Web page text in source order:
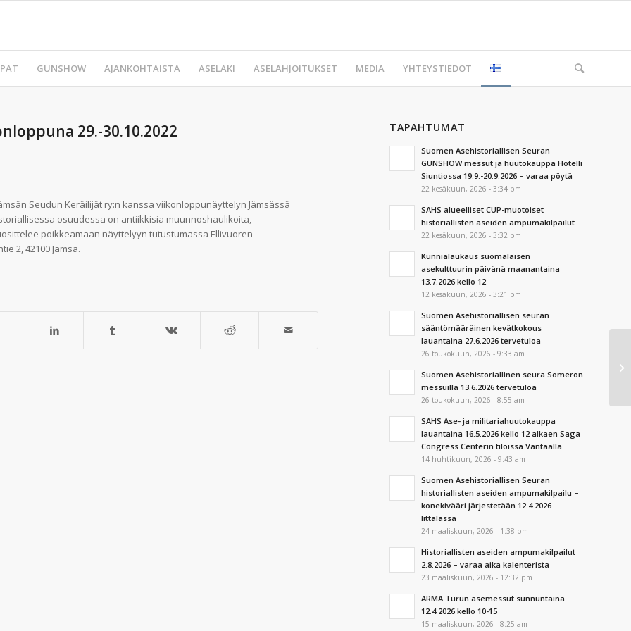
GUNSHOW AJANKOHTAISTA ASELAKI ASELAHJOITUKSET MEDIA YHTEYSTIEDOT
29.-30.10.2022
Seudun Keräilijät ry:n kanssa viikonloppunäyttelyn Jämsässä
osuudessa on antiikkisia muunnoshaulikoita,
poikkeamaan näyttelyyn tutustumassa Ellivuoren
2, 42100 Jämsä.
TAPAHTUMAT
Suomen Asehistoriallisen Seuran
GUNSHOW messut ja huutokauppa Hotelli
Siuntiossa 19.9.-20.9.2026 – varaa pöytä
22 kesäkuun, 2026 - 3:34 pm
SAHS alueelliset CUP-muotoiset
historiallisten aseiden ampumakilpailut
22 kesäkuun, 2026 - 3:32 pm
Kunnialaukaus suomalaisen
asekulttuurin päivänä maanantaina
13.7.2026 kello 12
12 kesäkuun, 2026 - 3:21 pm
Suomen Asehistoriallisen seuran
sääntömääräinen kevätkokous
lauantaina 27.6.2026 tervetuloa
26 toukokuun, 2026 - 9:33 am
Suomen Asehistoriallinen seura Someron
messuilla 13.6.2026 tervetuloa
26 toukokuun, 2026 - 8:55 am
SAHS Ase- ja militariahuutokauppa
lauantaina 16.5.2026 kello 12 alkaen Saga
Congress Centerin tiloissa Vantaalla
14 huhtikuun, 2026 - 9:43 am
Suomen Asehistoriallisen Seuran
historiallisten aseiden ampumakilpailu –
konekivääri järjestetään 12.4.2026
Iittalassa
24 maaliskuun, 2026 - 1:38 pm
Historiallisten aseiden ampumakilpailut
2.8.2026 – varaa aika kalenterista
23 maaliskuun, 2026 - 12:32 pm
ARMA Turun asemessut sunnuntaina
12.4.2026 kello 10-15
15 maaliskuun, 2026 - 8:25 am